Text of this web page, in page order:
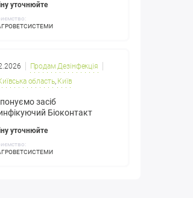
уточнюйте
Продам Дезінфекція
область, Київ
засіб
Біоконтакт
уточнюйте